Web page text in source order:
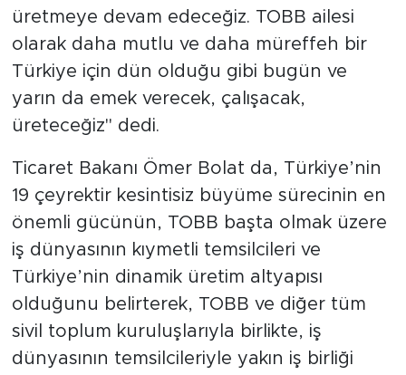
üretmeye devam edeceğiz. TOBB ailesi
olarak daha mutlu ve daha müreffeh bir
Türkiye için dün olduğu gibi bugün ve
yarın da emek verecek, çalışacak,
üreteceğiz" dedi.
Ticaret Bakanı Ömer Bolat da, Türkiye’nin
19 çeyrektir kesintisiz büyüme sürecinin en
önemli gücünün, TOBB başta olmak üzere
iş dünyasının kıymetli temsilcileri ve
Türkiye’nin dinamik üretim altyapısı
olduğunu belirterek, TOBB ve diğer tüm
sivil toplum kuruluşlarıyla birlikte, iş
dünyasının temsilcileriyle yakın iş birliği